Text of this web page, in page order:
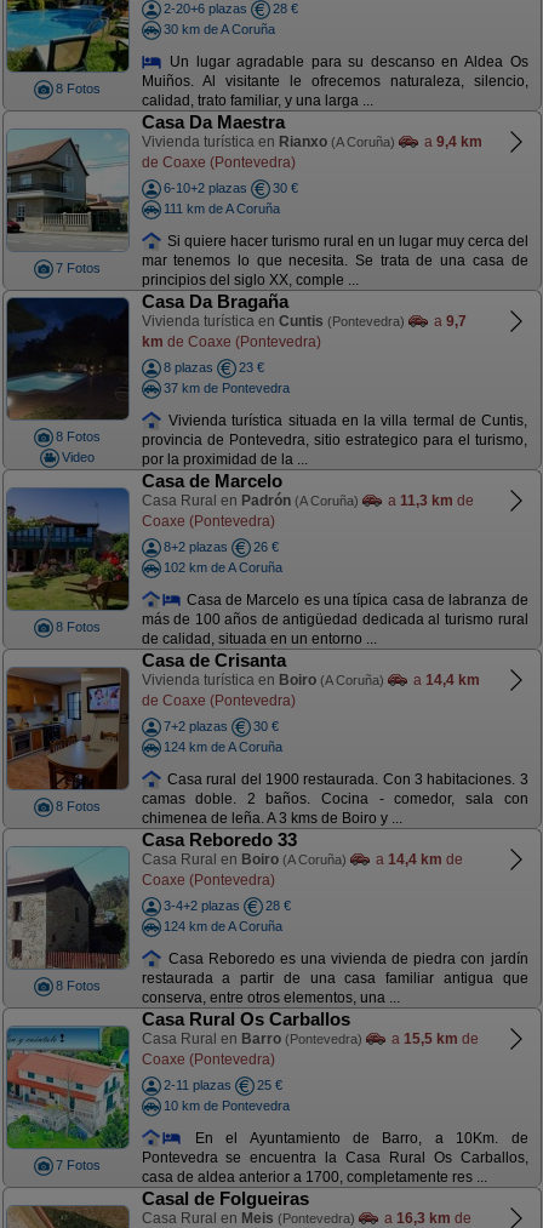
8 Fotos
2-20+6 plazas
28 €
30 km de A Coruña
Un lugar agradable para su descanso en Aldea Os
Muiños. Al visitante le ofrecemos naturaleza, silencio,
calidad, trato familiar, y una larga ...
7 Fotos
Casa Da Maestra
Vivienda turística en Rianxo (A Coruña) a 9,4 km
de Coaxe (Pontevedra)
6-10+2 plazas
30 €
111 km de A Coruña
Si quiere hacer turismo rural en un lugar muy cerca del
mar tenemos lo que necesita. Se trata de una casa de
principios del siglo XX, comple ...
8 Fotos
Video
Casa Da Bragaña
Vivienda turística en Cuntis (Pontevedra) a 9,7
km de Coaxe (Pontevedra)
8 plazas
23 €
37 km de Pontevedra
Vivienda turística situada en la villa termal de Cuntis,
provincia de Pontevedra, sitio estrategico para el turismo,
por la proximidad de la ...
8 Fotos
Casa de Marcelo
Casa Rural en Padrón (A Coruña) a 11,3 km de
Coaxe (Pontevedra)
8+2 plazas
26 €
102 km de A Coruña
Casa de Marcelo es una típica casa de labranza de
más de 100 años de antigüedad dedicada al turismo rural
de calidad, situada en un entorno ...
8 Fotos
Casa de Crisanta
Vivienda turística en Boiro (A Coruña) a 14,4 km
de Coaxe (Pontevedra)
7+2 plazas
30 €
124 km de A Coruña
Casa rural del 1900 restaurada. Con 3 habitaciones. 3
camas doble. 2 baños. Cocina - comedor, sala con
chimenea de leña. A 3 kms de Boiro y ...
8 Fotos
Casa Reboredo 33
Casa Rural en Boiro (A Coruña) a 14,4 km de
Coaxe (Pontevedra)
3-4+2 plazas
28 €
124 km de A Coruña
Casa Reboredo es una vivienda de piedra con jardín
restaurada a partir de una casa familiar antigua que
conserva, entre otros elementos, una ...
7 Fotos
Casa Rural Os Carballos
Casa Rural en Barro (Pontevedra) a 15,5 km de
Coaxe (Pontevedra)
2-11 plazas
25 €
10 km de Pontevedra
En el Ayuntamiento de Barro, a 10Km. de
Pontevedra se encuentra la Casa Rural Os Carballos,
casa de aldea anterior a 1700, completamente res ...
Casal de Folgueiras
Casa Rural en Meis (Pontevedra) a 16,3 km de